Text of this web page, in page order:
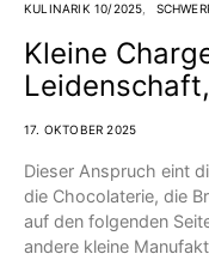
KULINARIK 10/2025
Kleine
17. OKTOBER 2025
Dieser Anspruch eint
die Chocolaterie, die
auf den folgenden
andere kleine